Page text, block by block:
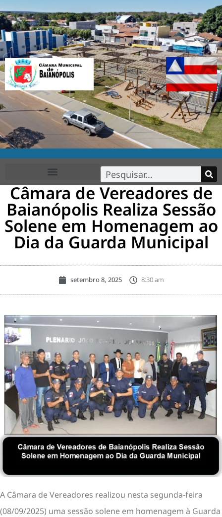
Câmara de Vereadores de
Baianópolis Realiza Sessão
Solene em Homenagem ao
Dia da Guarda Municipal
setembro 8, 2025 8:30 am
A Câmara de Vereadores realizou nesta segunda-feira
(08/09/2025) uma sessão solene em homenagem à Guarda